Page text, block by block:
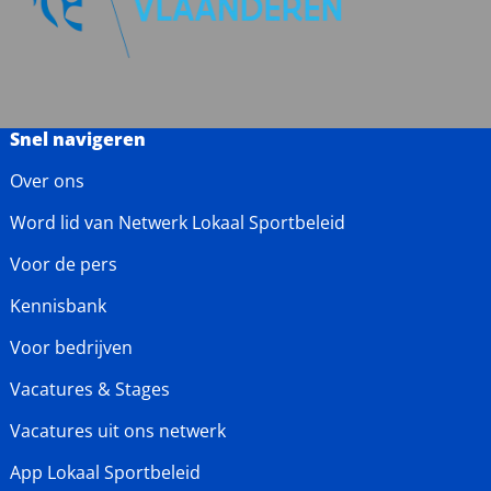
Snel navigeren
Over ons
Word lid van Netwerk Lokaal Sportbeleid
Voor de pers
Kennisbank
Voor bedrijven
Vacatures & Stages
Vacatures uit ons netwerk
App Lokaal Sportbeleid